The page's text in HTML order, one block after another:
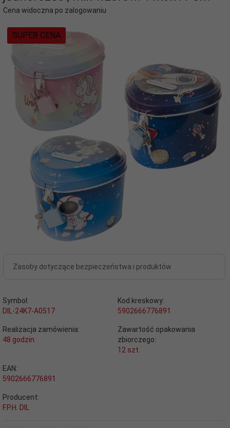
Cena widoczna po zalogowaniu
SUPER CENA
Zasoby dotyczące bezpieczeństwa i produktów
Symbol:
DIL-24K7-A0517
Kod kreskowy:
5902666776891
Realizacja zamówienia:
48 godzin
Zawartość opakowania
zbiorczego:
12 szt.
EAN:
5902666776891
Producent:
F.P.H. DIL